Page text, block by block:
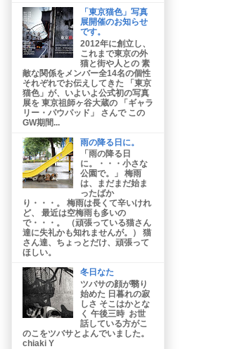
「東京猫色」写真
展開催のお知らせ
です。
2012年に創立し、
これまで東京の外
猫と街や人との 素
敵な関係をメンバー全14名の個性
それぞれでお伝えしてきた 「東京
猫色」が、いよいよ公式初の写真
展を 東京祖師ヶ谷大蔵の 「ギャラ
リー・パウパッド」 さんで この
GW期間...
雨の降る日に。
「雨の降る日
に。・・・小さな
公園で。」 梅雨
は、まだまだ始ま
ったばか
り・・・。 梅雨は長くて辛いけれ
ど、 最近は空梅雨も多いの
で・・・。 （頑張っている猫さん
達に失礼かも知れませんが。） 猫
さん達、ちょっとだけ、頑張って
ほしい。
冬日なた
ツバサの顔が翳り
始めた 日暮れの寂
しさ そこはかとな
く 午後三時 お世
話している方がこ
のこをツバサとよんでいました。
chiaki Y